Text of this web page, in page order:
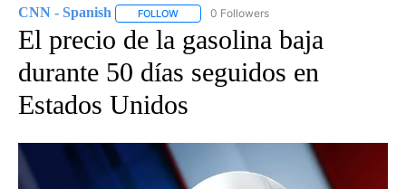
CNN - Spanish FOLLOW FOLLOW "CNN - SPANISH" TO RECEIVE
0 Followers
El precio de la gasolina baja
durante 50 días seguidos en
Estados Unidos